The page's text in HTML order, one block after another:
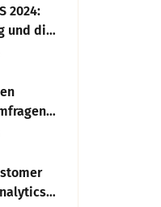
2024:
und die